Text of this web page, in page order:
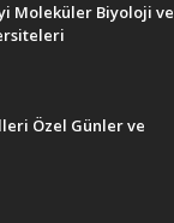
Moleküler Biyoloji ve
Özel Günler ve